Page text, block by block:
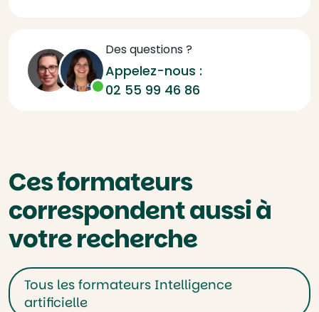
Des questions ?
Appelez-nous :
02 55 99 46 86
Ces formateurs
correspondent aussi à
votre recherche
Tous les formateurs Intelligence
artificielle